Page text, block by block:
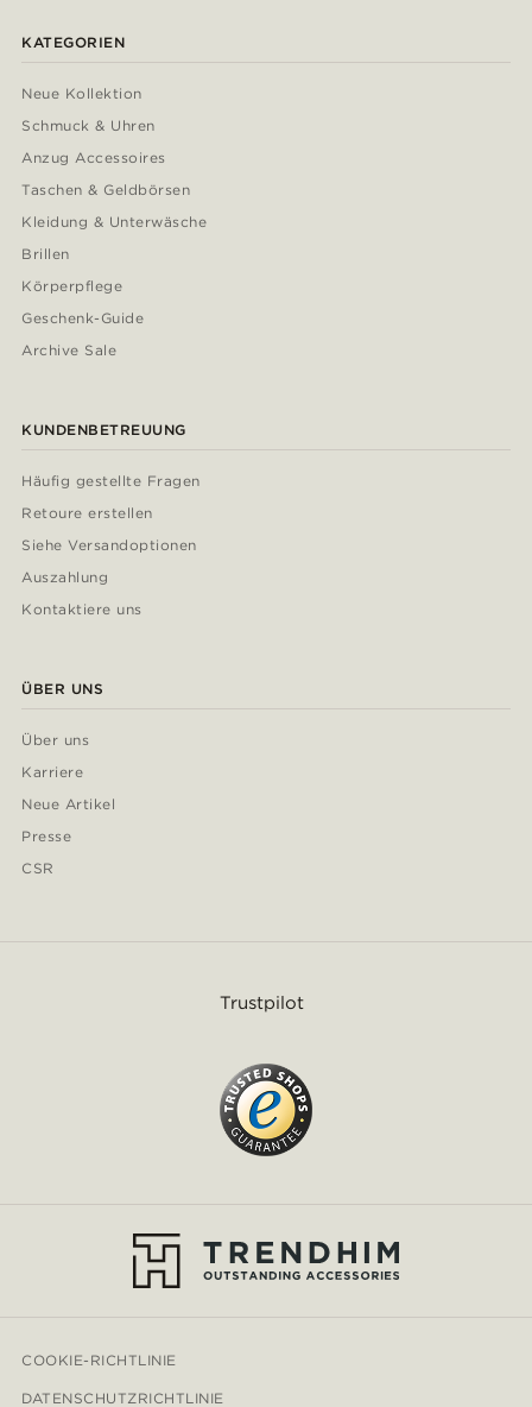
KATEGORIEN
Neue Kollektion
Schmuck & Uhren
Anzug Accessoires
Taschen & Geldbörsen
Kleidung & Unterwäsche
Brillen
Körperpflege
Geschenk-Guide
Archive Sale
KUNDENBETREUUNG
Häufig gestellte Fragen
Retoure erstellen
Siehe Versandoptionen
Auszahlung
Kontaktiere uns
ÜBER UNS
Über uns
Karriere
Neue Artikel
Presse
CSR
Trustpilot
COOKIE-RICHTLINIE
DATENSCHUTZRICHTLINIE